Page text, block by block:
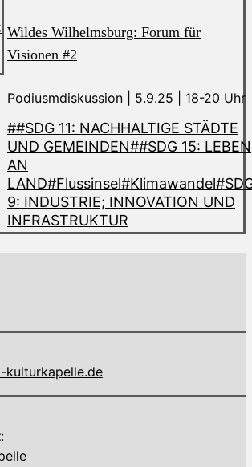
Wildes Wilhelmsburg: Forum für
Visionen #2
Podiusmdiskussion | 5.9.25 | 18-20 Uhr
##SDG 11: NACHHALTIGE STÄDTE
UND GEMEINDEN##SDG 15: LEBEN
AN
LAND#Flussinsel#Klimawandel
9: INDUSTRIE; INNOVATION UND
INFRASTRUKTUR
: